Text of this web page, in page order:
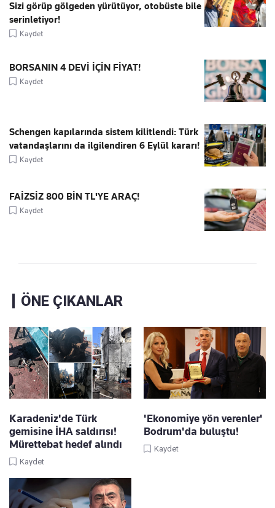
Sizi görüp gölgeden yürütüyor, otobüste bile
serinletiyor!
Kaydet
BORSANIN 4 DEVİ İÇİN FİYAT!
Kaydet
Schengen kapılarında sistem kilitlendi: Türk
vatandaşlarını da ilgilendiren 6 Eylül kararı!
Kaydet
FAİZSİZ 800 BİN TL'YE ARAÇ!
Kaydet
ÖNE ÇIKANLAR
Karadeniz'de Türk
gemisine İHA saldırısı!
Mürettebat hedef alındı
Kaydet
'Ekonomiye yön verenler'
Bodrum'da buluştu!
Kaydet